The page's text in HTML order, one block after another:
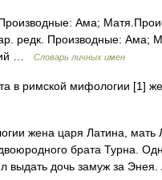
Ама;
редк. Производные: Ама;
…
Словарь личных имен
в римской мифологии [1]
жена царя Латина, мать
брата Турна.
выдать дочь замуж за